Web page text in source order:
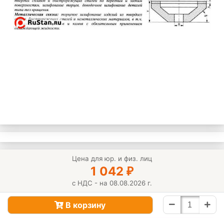
Цена для юр. и физ. лиц
1 042 ₽
с НДС - на 08.08.2026 г.
В корзину